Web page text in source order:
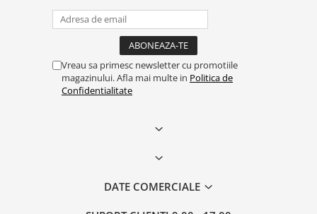
Vreau sa primesc newsletter cu promotiile
magazinului. Afla mai multe in Politica de
Confidentialitate
DATE COMERCIALE